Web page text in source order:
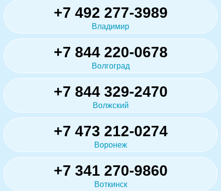
+7 492 277-3989
Владимир
+7 844 220-0678
Волгоград
+7 844 329-2470
Волжский
+7 473 212-0274
Воронеж
+7 341 270-9860
Воткинск